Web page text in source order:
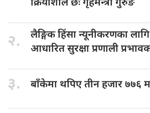
क्रियाशील छः गृहमन्त्री गुरुङ
२. लैङ्गिक हिंसान्यूनीकरणका लागि
आधारित सुरक्षा प्रणाली
३. बाँकेमा थपिएतीन हजार ७७६